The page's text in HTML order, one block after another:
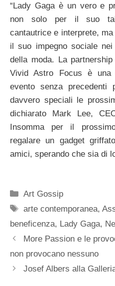
“Lady Gaga è un vero e
non solo per il suo
cantautrice e interprete,
il suo impegno sociale
della moda. La
Vivid Astro Focus è una
evento senza precedenti
davvero speciali le
dichiarato Mark Lee,
Insomma per il
regalare un gadget
amici, sperando che sia di
Categorie
Art Gossip
Tag
arte contemporanea,
beneficenza, Lady Gaga,
More Passion e le
non provocano nessuno
Josef Albers alla